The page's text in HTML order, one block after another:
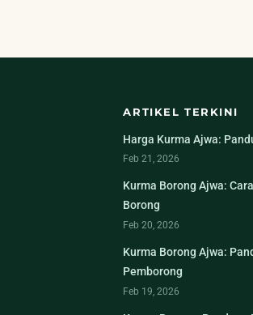
ARTIKEL TERKINI
Harga Kurma Ajwa:
Feb 21, 2026
Kurma Borong Ajwa:
Borong
Feb 20, 2026
Kurma Borong Ajwa:
Pemborong
Feb 19, 2026